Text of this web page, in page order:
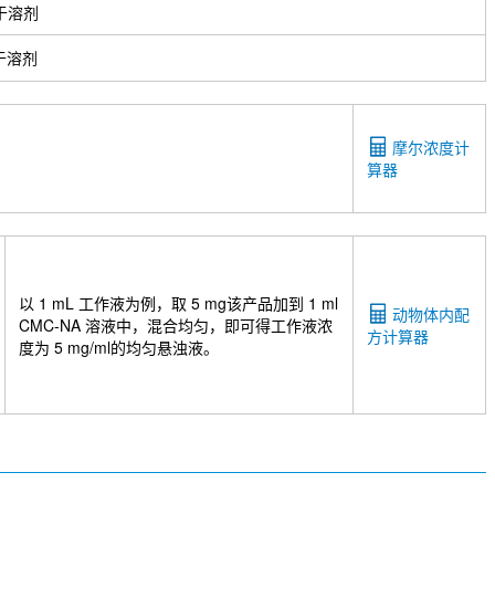
溶剂
溶剂
摩尔浓度计
算器
动物体内配
方计算器
以 1 mL 工作液为例，取 5 mg该产品加到 1 ml
CMC-NA 溶液中，混合均匀，即可得工作液浓
度为 5 mg/ml的均匀悬浊液。